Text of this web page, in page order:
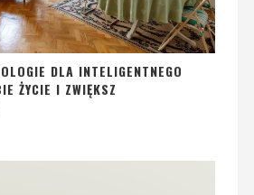
DLA INTELIGENTNEGO
ŻYCIE I ZWIĘKSZ